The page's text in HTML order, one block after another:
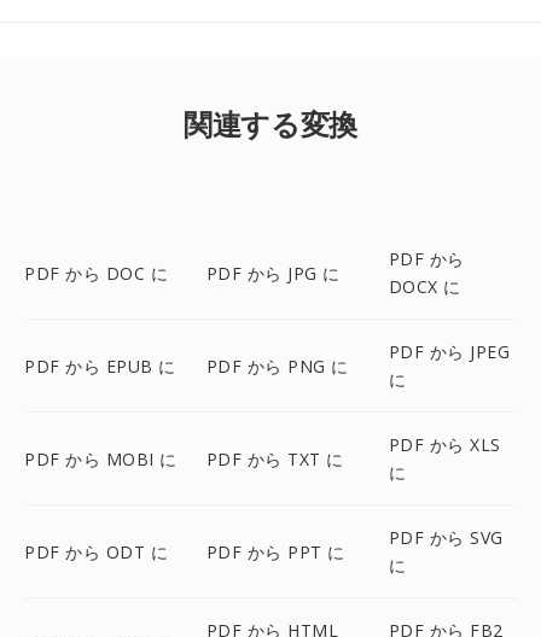
関連する変換
PDF から DOC に PDF から JPG に
PDF から
DOCX に
PDF から EPUB に PDF から PNG に
PDF から JPEG
に
PDF から MOBI に PDF から TXT に
PDF から XLS
に
PDF から ODT に PDF から PPT に
PDF から SVG
に
PDF から HTML
PDF から FB2